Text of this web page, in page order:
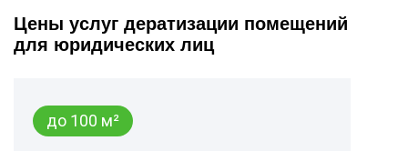
Цены услуг дератизации помещений
для юридических лиц
до 100 м²